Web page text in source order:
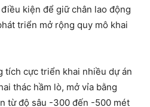
kiện để giữ chân lao động
triển mở rộng quy mô khai
tích cực triển khai nhiều dự án
thác hầm lò, mở vỉa bằng
từ độ sâu -300 đến -500 mét